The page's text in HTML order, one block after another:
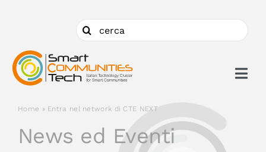
Cerca
per:
Home » Entra nel network di CTE NEXT
News ed Eventi